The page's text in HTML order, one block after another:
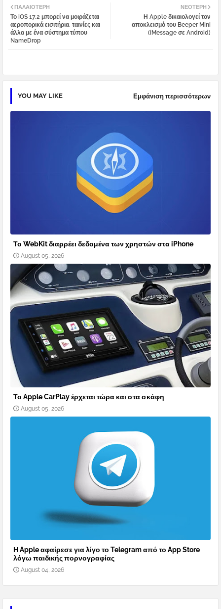
tter
ΝΕΌΤΕΡΗ
Η Apple δικαιολογεί τον
αποκλεισμό του Beeper Mini
(iMessage σε Android)
ΠΑΛΑΙΌΤΕΡΗ
Το iOS 17.2 μπορεί να μοιράζεται
αεροπορικά εισιτήρια, ταινίες και
άλλα με ένα σύστημα τύπου
NameDrop
YOU MAY LIKE Εμφάνιση περισσότερων
Το WebKit διαρρέει δεδομένα των χρηστών στα iPhone
August 05, 2026
Το Apple CarPlay έρχεται τώρα και στα σκάφη
August 05, 2026
Η Apple αφαίρεσε για λίγο το Telegram από το App Store
λόγω παιδικής πορνογραφίας
August 04, 2026